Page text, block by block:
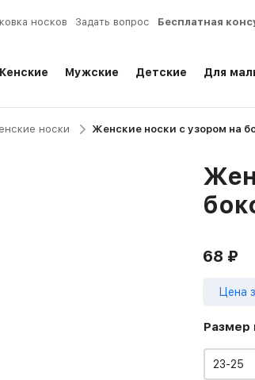
носков Задать вопрос Бесплатная
Мужские Детские Для
носки Женские носки с узором на
68 ₽
Цена
Размер
23-25